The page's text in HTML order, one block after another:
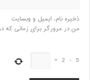
ذخیره نام، ایمیل و وبسایت
من در مرورگر برای زمانی که
5
−
2
=